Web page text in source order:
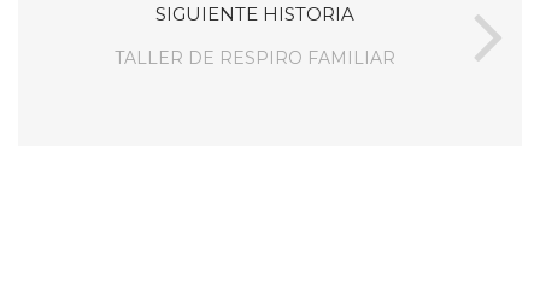
SIGUIENTE HISTORIA
TALLER DE RESPIRO FAMILIAR